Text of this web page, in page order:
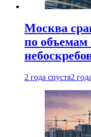
Москва
по объемам
2 года спустя2